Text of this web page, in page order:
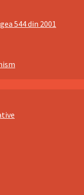
544 din 2001